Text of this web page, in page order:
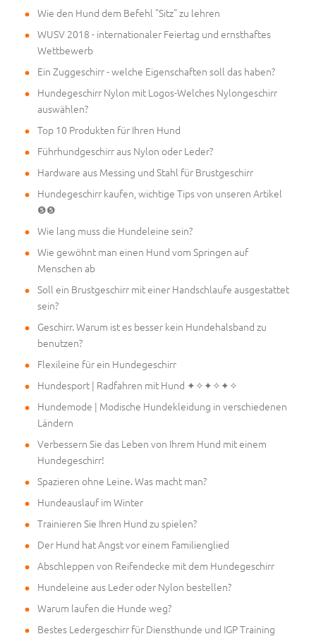
Wie den Hund dem Befehl "Sitz" zu lehren
WUSV 2018 - internationaler Feiertag und ernsthaftes
Wettbewerb
Ein Zuggeschirr - welche Eigenschaften soll das haben?
Hundegeschirr Nylon mit Logos-Welches Nylongeschirr
auswählen?
Top 10 Produkten für Ihren Hund
Führhundgeschirr aus Nylon oder Leder?
Hardware aus Messing und Stahl für Brustgeschirr
Hundegeschirr kaufen, wichtige Tips von unseren Artikel
❺❺
Wie lang muss die Hundeleine sein?
Wie gewöhnt man einen Hund vom Springen auf
Menschen ab
Soll ein Brustgeschirr mit einer Handschlaufe ausgestattet
sein?
Geschirr. Warum ist es besser kein Hundehalsband zu
benutzen?
Flexileine für ein Hundegeschirr
Hundesport | Radfahren mit Hund ✦✧✦✧✦✧
Hundemode | Modische Hundekleidung in verschiedenen
Ländern
Verbessern Sie das Leben von Ihrem Hund mit einem
Hundegeschirr!
Spazieren ohne Leine. Was macht man?
Hundeauslauf im Winter
Trainieren Sie Ihren Hund zu spielen?
Der Hund hat Angst vor einem Familienglied
Abschleppen von Reifendecke mit dem Hundegeschirr
Hundeleine aus Leder oder Nylon bestellen?
Warum laufen die Hunde weg?
Bestes Ledergeschirr für Diensthunde und IGP Training